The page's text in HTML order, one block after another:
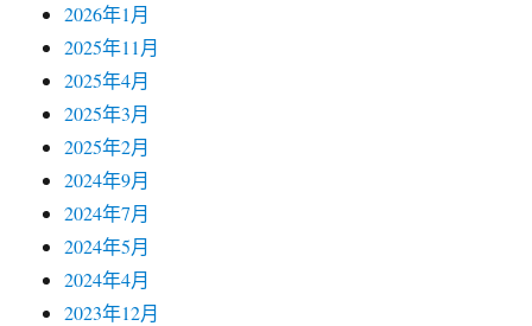
2026年1月
2025年11月
2025年4月
2025年3月
2025年2月
2024年9月
2024年7月
2024年5月
2024年4月
2023年12月